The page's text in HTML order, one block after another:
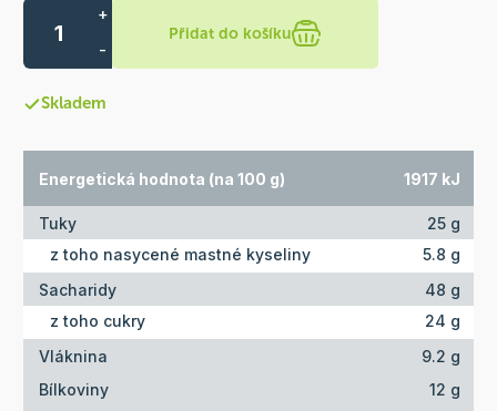
+
-
Přidat do košíku
Skladem
Energetická hodnota (na 100 g) 1917 kJ
Tuky
25 g
z toho nasycené mastné kyseliny
5.8 g
Sacharidy
48 g
z toho cukry
24 g
Vláknina
9.2 g
Bílkoviny
12 g